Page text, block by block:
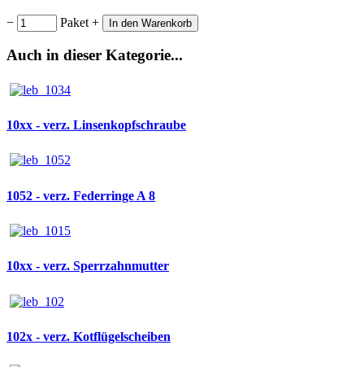
− Paket + In den Warenkorb
Auch in dieser Kategorie...
10xx - verz. Linsenkopfschraube
1052 - verz. Federringe A 8
10xx - verz. Sperrzahnmutter
102x - verz. Kotflügelscheiben